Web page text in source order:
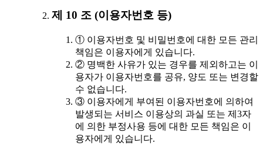
제 10 조 (이용자번호 등)
① 이용자번호 및 비밀번호에 대한 모든 관리
책임은 이용자에게 있습니다.
② 명백한 사유가 있는 경우를 제외하고는 이
용자가 이용자번호를 공유, 양도 또는 변경할
수 없습니다.
③ 이용자에게 부여된 이용자번호에 의하여
발생되는 서비스 이용상의 과실 또는 제3자
에 의한 부정사용 등에 대한 모든 책임은 이
용자에게 있습니다.